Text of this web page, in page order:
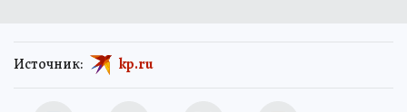
Источник: kp.ru